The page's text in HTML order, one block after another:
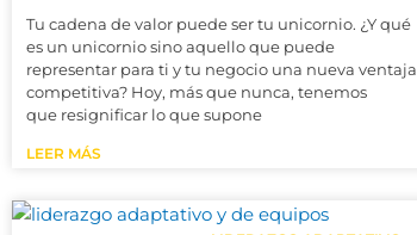
Tu cadena de valor puede ser tu unicornio. ¿Y qué
es un unicornio sino aquello que puede
representar para ti y tu negocio una nueva ventaja
competitiva? Hoy, más que nunca, tenemos
que resignificar lo que supone
LEER MÁS